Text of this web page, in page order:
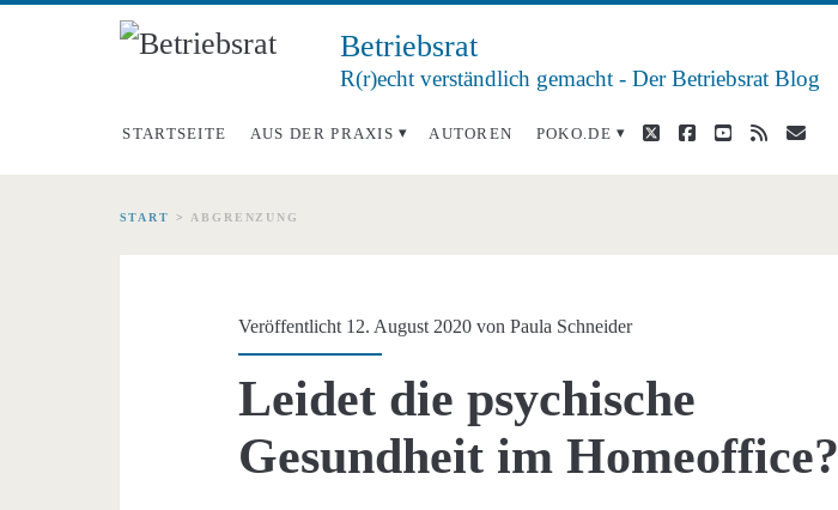
Betriebsrat
R(r)echt verständlich gemacht - Der Betriebsrat Blog
STARTSEITE AUS DER PRAXIS AUTOREN POKO.DE twitterfacebook
youtube
rss E-
START > ABGRENZUNG
<span>Abgrenzung</span>
Veröffentlicht 12. August 2020 vonPaula Schneider
Leidet die psychische
Gesundheit im Homeoffice?